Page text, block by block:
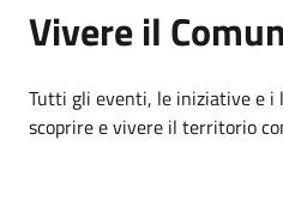
Vivere il
Tutti gli eventi, le iniziative e i
scoprire e vivere il territorio